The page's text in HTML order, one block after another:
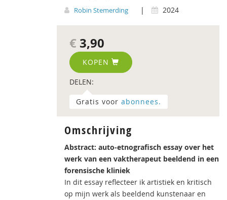
Robin Stemerding | 2024
€ 3,90
KOPEN
DELEN:
Gratis voor abonnees.
Omschrijving
Abstract: auto-etnografisch essay over het
werk van een vaktherapeut beeldend in een
forensische kliniek
In dit essay reflecteer ik artistiek en kritisch
op mijn werk als beeldend kunstenaar en